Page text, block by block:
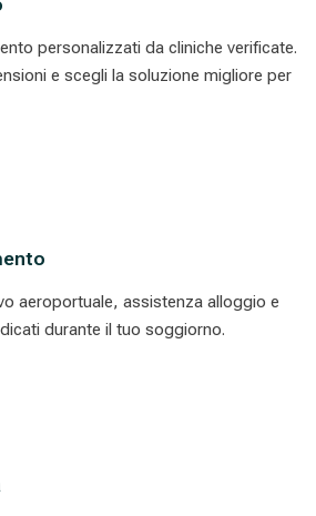
personalizzati da cliniche verificate.
e scegli la soluzione migliore per
aeroportuale, assistenza alloggio e
durante il tuo soggiorno.